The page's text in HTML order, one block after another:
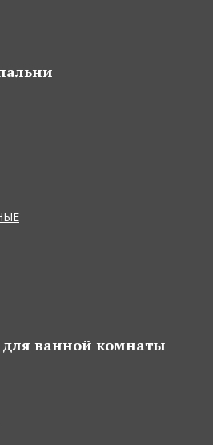
ванной комнаты